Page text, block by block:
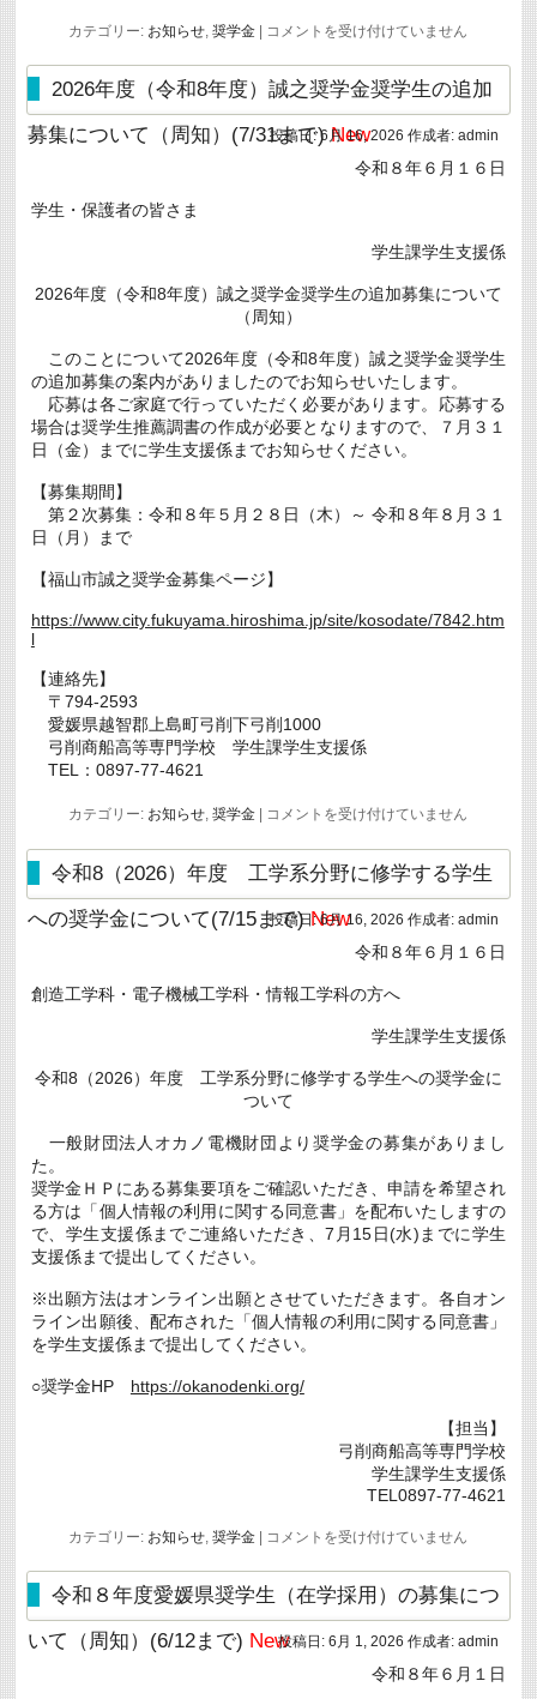
カテゴリー: お知らせ ,奨学金
令
８
年
度
「広
島
付
金」
係
る
申
請
に
つ
い
ま
コメントを受け付けていません
2026年度（令和8年度）誠之奨学金奨学生の追加
募集について（周知）(7/31まで)New
投稿日: 6月 16, 2026 作成者: admin
令和８年６月１６日
学生・保護者の皆さま
学生課学生支援係
2026年度（令和8年度）誠之奨学金奨学生の追加募集について
（周知）
このことについて2026年度（令和8年度）誠之奨学金奨学生
の追加募集の案内がありましたのでお知らせいたします。
応募は各ご家庭で行っていただく必要があります。応募する
場合は奨学生推薦調書の作成が必要となりますので、７月３１
日（金）までに学生支援係までお知らせください。
【募集期間】
第２次募集：令和８年５月２８日（木）～ 令和８年８月３１
日（月）まで
【福山市誠之奨学金募集ページ】
https://www.city.fukuyama.hiroshima.jp/site/kosodate/7842.htm
l
【連絡先】
〒794-2593
愛媛県越智郡上島町弓削下弓削1000
弓削商船高等専門学校 学生課学生支援係
TEL：0897-77-4621
カテゴリー: お知らせ,奨学金
2026
度
（令
和
8
年
度）
奨
学
生
の
追
募
に
つ
い
て
(7/31
ま
で)
New
は
コメントを受け付けていません
令和8（2026）年度 工学系分野に修学する学生
への奨学金について(7/15まで)New
投稿日: 6月 16, 2026 作成者: admin
令和８年６月１６日
創造工学科・電子機械工学科・情報工学科の方へ
学生課学生支援係
令和8（2026）年度 工学系分野に修学する学生への奨学金に
ついて
一般財団法人オカノ電機財団より奨学金の募集がありまし
た。
奨学金ＨＰにある募集要項をご確認いただき、申請を希望され
る方は「個人情報の利用に関する同意書」を配布いたしますの
で、学生支援係までご連絡いただき、7月15日(水)までに学生
支援係まで提出してください。
※出願方法はオンライン出願とさせていただきます。各自オン
ライン出願後、配布された「個人情報の利用に関する同意書」
を学生支援係まで提出してください。
○奨学金HP https://okanodenki.org/
【担当】
弓削商船高等専門学校
学生課学生支援係
TEL0897-77-4621
カテゴリー: お知らせ ,奨学金
令
8（2026）
年
度
工
学
コメントを受け付けていません
令和８年度愛媛県奨学生（在学採用）の募集につ
いて（周知）(6/12まで) New投稿日: 6月 1, 2026 作成者: admin
令和８年６月１日